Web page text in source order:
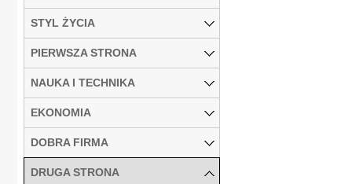
STYL ŻYCIA
PIERWSZA STRONA
NAUKA I TECHNIKA
EKONOMIA
DOBRA FIRMA
DRUGA STRONA